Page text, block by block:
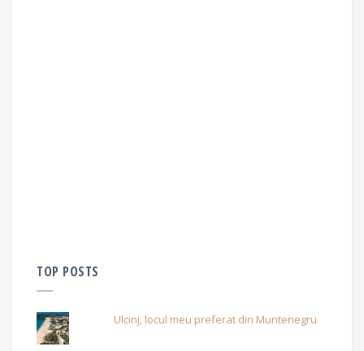
TOP POSTS
Ulcinj, locul meu preferat din Muntenegru